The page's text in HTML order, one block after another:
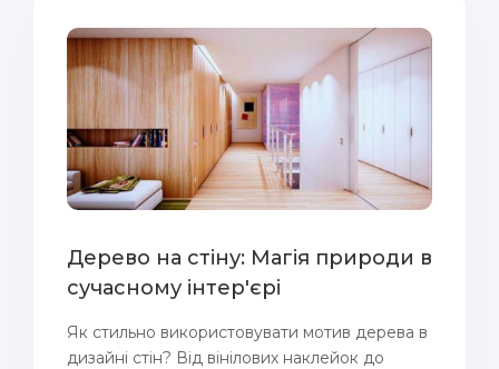
Дерево на стіну: Магія природи в
сучасному інтер'єрі
Як стильно використовувати мотив дерева в
дизайні стін? Від вінілових наклейок до